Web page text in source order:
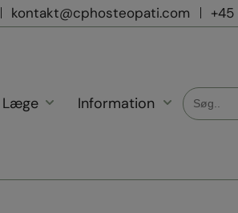
kontakt@cphosteopati.com
Læge Information
Search
for: